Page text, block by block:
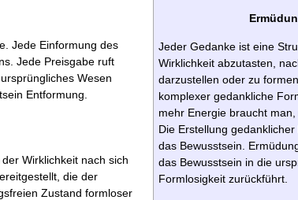
Jeder Gedanke ist eine
Wirklichkeit abzutasten,
darzustellen oder zu
komplexer gedankliche
mehr Energie braucht man,
Die Erstellung
das Bewusstsein.
das Bewusstsein in die
Formlosigkeit zurückführt.
Jede Einformung des
Jede Preisgabe ruft
Wesen
Entformung.
Wirklichkeit nach sich
die der
Zustand formloser